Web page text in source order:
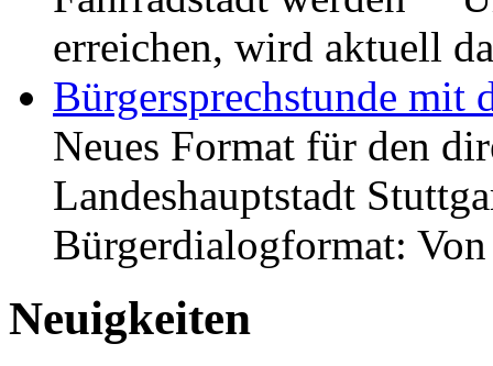
erreichen, wird aktuell
Bürgersprechstunde mit
Neues Format für den
Landeshauptstadt
Bürgerdialogformat:
Neuigkeiten